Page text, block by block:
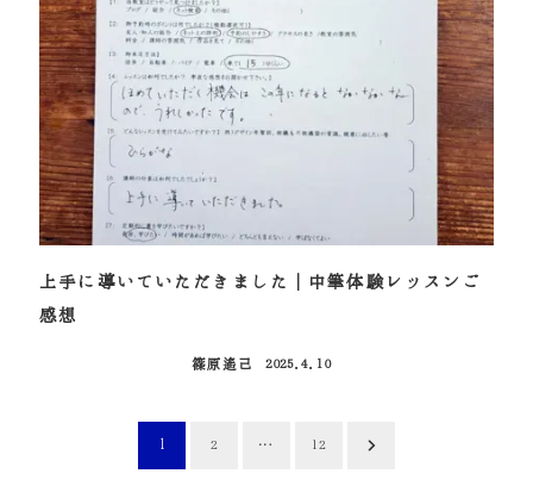
上手に導いていただきました｜中筆体験レッスンご
感想
篠原遙己
2025.4.10
1 2 … 12